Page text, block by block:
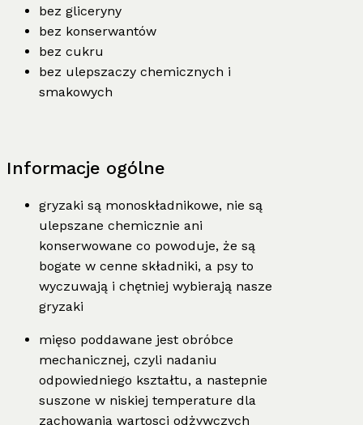
bez gliceryny
bez konserwantów
bez cukru
bez ulepszaczy chemicznych i
smakowych
Informacje ogólne
gryzaki są monoskładnikowe, nie są
ulepszane chemicznie ani
konserwowane co powoduje, że są
bogate w cenne składniki, a psy to
wyczuwają i chętniej wybierają nasze
gryzaki
mięso poddawane jest obróbce
mechanicznej, czyli nadaniu
odpowiedniego kształtu, a nastepnie
suszone w niskiej temperature dla
zachowania wartosci odżywczych